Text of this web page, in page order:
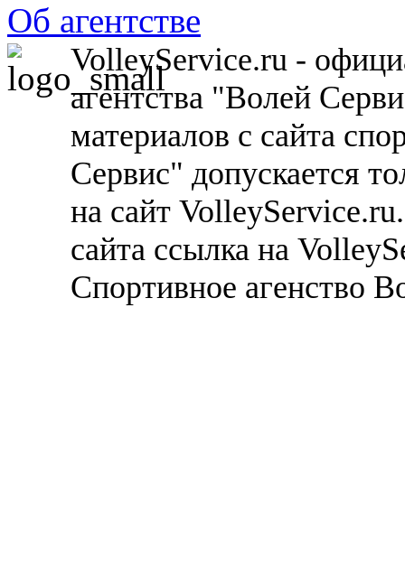
Об агентстве
VolleyService.ru -
агентства "Волей
материалов с сайта
Сервис" допускается
на сайт
сайта ссылка на
Спортивное агенство